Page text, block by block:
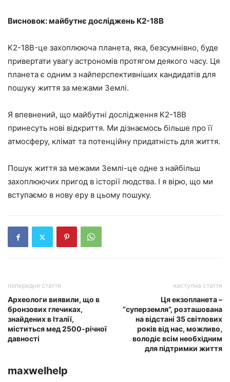
Висновок: майбутнє досліджень K2-18B
K2-18B-це захоплююча планета, яка, безсумнівно, буде
привертати увагу астрономів протягом деякого часу. Ця
планета є одним з найперспективніших кандидатів для
пошуку життя за межами Землі.
Я впевнений, що майбутні дослідження K2-18B
принесуть нові відкриття. Ми дізнаємось більше про її
атмосферу, клімат та потенційну придатність для життя.
Пошук життя за межами Землі-це одне з найбільш
захоплюючих пригод в історії людства. І я вірю, що ми
вступаємо в нову еру в цьому пошуку.
попередня стаття
Археологи виявили, що в
бронзових глечиках,
знайдених в Італії,
міститься мед 2500-річної
давності
наступна стаття
Ця екзопланета –
“суперземля”, розташована
на відстані 35 світлових
років від нас, можливо,
володіє всім необхідним
для підтримки життя
maxwelhelp